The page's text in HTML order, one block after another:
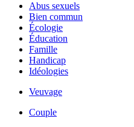
Abus sexuels
Bien commun
Écologie
Éducation
Famille
Handicap
Idéologies
Veuvage
Couple